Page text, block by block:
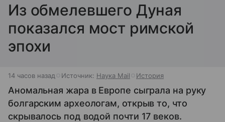
Из обмелевшего Дуная
показался мост римской
эпохи
14 часов назад Источник: Наука Mail История
Аномальная жара в Европе сыграла на руку
болгарским археологам, открыв то, что
скрывалось под водой почти 17 веков.